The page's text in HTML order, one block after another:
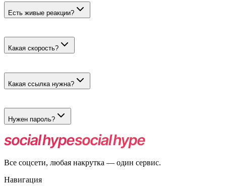
отрицательные варианты, а также готовые миксы.
Есть живые реакции?
настроить страну, регион, пол и возраст.
Какая скорость?
после модерации.
Какая ссылка нужна?
реакциями.
Нужен пароль?
Нет, достаточно ссылки на публикацию.
Все соцсети, любая накрутка — один сервис.
Навигация